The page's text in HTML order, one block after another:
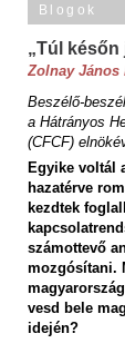
Blogok
„Túl későn
Zolnay János
Beszélő-
a Hátrányos
(CFCF)
Egyike voltál
hazatérve
kezdtek
számottevő
mozgósítani.
vesd bele
idején?